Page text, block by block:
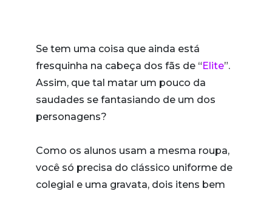
Se tem uma coisa que ainda está
fresquinha na cabeça dos fãs de “Elite”.
Assim, que tal matar um pouco da
saudades se fantasiando de um dos
personagens?
Como os alunos usam a mesma roupa,
você só precisa do clássico uniforme de
colegial e uma gravata, dois itens bem